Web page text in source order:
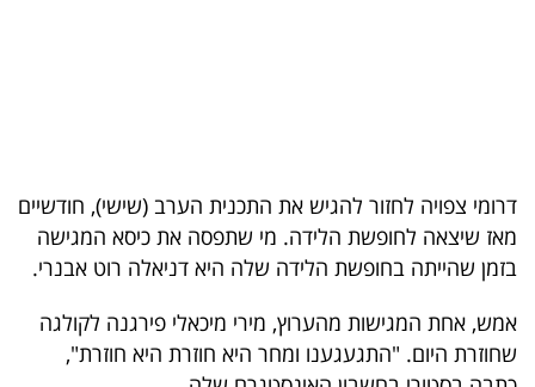
TOP-
5
המילון
הכלכלי
דרומי צפויה לחזור להגיש את התכנית הערב (שישי), חודשיים
מאז שיצאה לחופשת הלידה. מי שתפסה את כיסא המגישה
בזמן שהייתה בחופשת הלידה שלה היא דניאלה רוט אבנרי.
אמש, אחת המגישות מהערוץ, מירי מיכאלי פירגנה לקולגה
שחוזרת היום. "התגעגענו ומחר היא חוזרת היא חוזרת",